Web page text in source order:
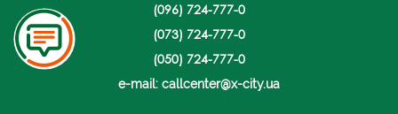
(096) 724-777-0
(073) 724-777-0
(050) 724-777-0
e-mail: callcenter@x-city.ua